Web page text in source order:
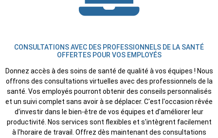
CONSULTATIONS AVEC DES PROFESSIONNELS DE LA SANTÉ
OFFERTES POUR VOS EMPLOYÉS
Donnez accès à des soins de santé de qualité à vos équipes ! Nous
offrons des consultations virtuelles avec des professionnels de la
santé. Vos employés pourront obtenir des conseils personnalisés
et un suivi complet sans avoir à se déplacer. C'est l'occasion rêvée
d'investir dans le bien-être de vos équipes et d'améliorer leur
productivité. Nos services sont flexibles et s'intègrent facilement
à l'horaire de travail. Offrez dès maintenant des consultations